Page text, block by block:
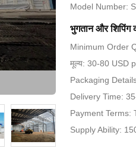
Model Number:
भुगतान और शिपिंग
Minimum Order
मूल्य: 30-80 USD
Packaging
Delivery Time:
Payment Terms:
Supply Ability: